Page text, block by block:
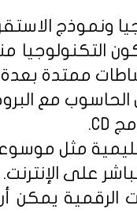
ونموذج
التكنولوجيا
ممتدة
الرقمية